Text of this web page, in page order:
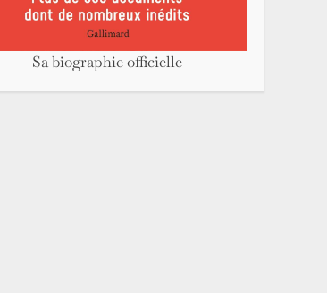
Sa biographie officielle